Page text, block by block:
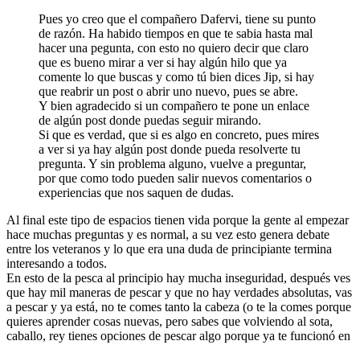
Pues yo creo que el compañero Dafervi, tiene su punto
de razón. Ha habido tiempos en que te sabia hasta mal
hacer una pegunta, con esto no quiero decir que claro
que es bueno mirar a ver si hay algún hilo que ya
comente lo que buscas y como tú bien dices Jip, si hay
que reabrir un post o abrir uno nuevo, pues se abre.
Y bien agradecido si un compañero te pone un enlace
de algún post donde puedas seguir mirando.
Si que es verdad, que si es algo en concreto, pues mires
a ver si ya hay algún post donde pueda resolverte tu
pregunta. Y sin problema alguno, vuelve a preguntar,
por que como todo pueden salir nuevos comentarios o
experiencias que nos saquen de dudas.
Al final este tipo de espacios tienen vida porque la gente al empezar
hace muchas preguntas y es normal, a su vez esto genera debate
entre los veteranos y lo que era una duda de principiante termina
interesando a todos.
En esto de la pesca al principio hay mucha inseguridad, después ves
que hay mil maneras de pescar y que no hay verdades absolutas, vas
a pescar y ya está, no te comes tanto la cabeza (o te la comes porque
quieres aprender cosas nuevas, pero sabes que volviendo al sota,
caballo, rey tienes opciones de pescar algo porque ya te funcionó en